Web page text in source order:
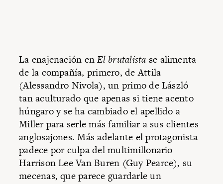
La enajenación enEl brutalista se alimenta
de la compañía, primero, de Attila
(Alessandro Nivola), un primo de László
tan aculturado que apenas si tiene acento
húngaro y se ha cambiado el apellido a
Miller para serle más familiar a sus clientes
anglosajones. Más adelante el protagonista
padece por culpa del multimillonario
Harrison Lee Van Buren (Guy Pearce), su
mecenas, que parece guardarle un